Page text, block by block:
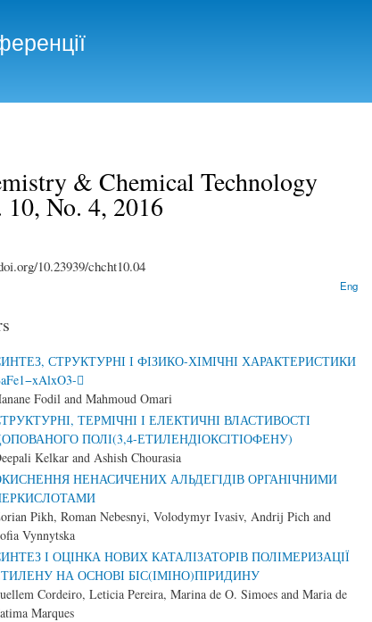
& Chemical Technology
10, No. 4, 2016
10.23939/chcht10.04
Eng
СТРУКТУРНІ І ФІЗИКО-ХІМІЧНІ ХАРАКТЕРИСТИКИ

Fodil and Mahmoud Omari
ТЕРМІЧНІ І ЕЛЕКТИЧНІ ВЛАСТИВОСТІ
ПОЛІ(3,4-ЕТИЛЕНДІОКСІТІОФЕНУ)
Kelkar and Ashish Chourasia
НЕНАСИЧЕНИХ АЛЬДЕГІДІВ ОРГАНІЧНИМИ
Pikh, Roman Nebesnyi, Volodymyr Ivasiv, Andrij Pich and
Vynnytska
І ОЦІНКА НОВИХ КАТАЛІЗАТОРІВ ПОЛІМЕРИЗАЦІЇ
НА ОСНОВІ БІС(ІМІНО)ПІРИДИНУ
Cordeiro, Leticia Pereira, Marina de O. Simoes and Maria de
Marques